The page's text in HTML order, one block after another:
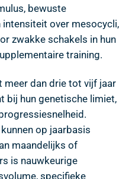
bewuste
over mesocycli,
zwakke schakels in hun
training.
meer dan drie tot vijf jaar
bij hun genetische limiet,
op jaarbasis
maandelijks of
is nauwkeurige
specifieke